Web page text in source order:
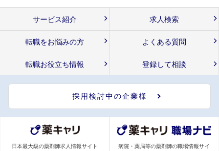
サービス紹介 求人検索
転職をお悩みの方 よくある質問
転職お役立ち情報 登録して相談
採用検討中の企業様
日本最大級の薬剤師求人情報サイト
病院・薬局等の薬剤師の職場情報サイ